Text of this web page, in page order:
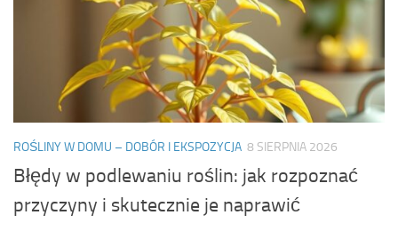
ROŚLINY W DOMU – DOBÓR I EKSPOZYCJA 8 SIERPNIA 2026
Błędy w podlewaniu roślin: jak rozpoznać
przyczyny i skutecznie je naprawić